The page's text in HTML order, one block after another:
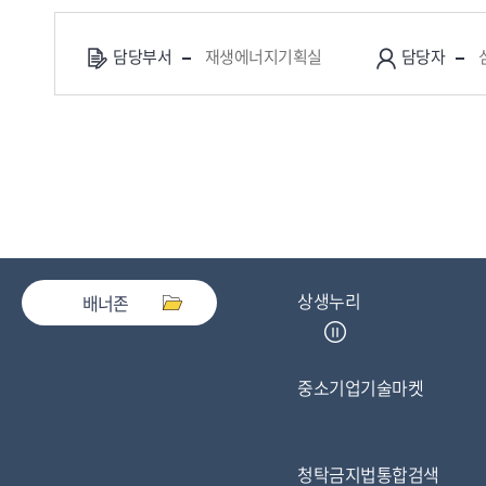
담당부서 재생에너지기획실 담당자
배너존 상생누리
중소기업기술마켓
청탁금지법통합검색